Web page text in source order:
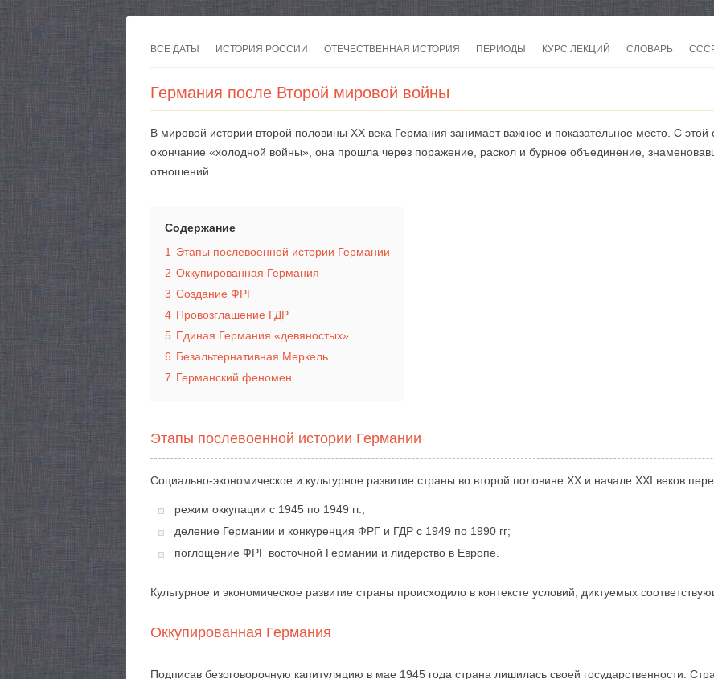
к
ВСЕ ДАТЫ ИСТОРИЯ РОССИИ ОТЕЧЕСТВЕННАЯ ИСТОРИЯ ПЕРИОДЫ КУРС ЛЕКЦИЙ СЛОВАРЬ
Германия после Второй мировой войны
В мировой истории второй половины XX века Германия занимает важное и показательное место. С этой
окончание «холодной войны», она прошла через поражение, раскол и бурное объединение,
отношений.
Содержание
1
Этапы послевоенной истории Германии
2 Оккупированная Германия
3 Создание ФРГ
4 Провозглашение ГДР
5 Единая Германия «девяностых»
6 Безальтернативная Меркель
7 Германский феномен
Этапы послевоенной истории Германии
Социально-экономическое и культурное развитие страны во второй половине XX и начале XXI веков
режим оккупации с 1945 по 1949 гг.;
деление Германии и конкуренция ФРГ и ГДР с 1949 по 1990 гг;
поглощение ФРГ восточной Германии и лидерство в Европе.
Культурное и экономическое развитие страны происходило в контексте условий, диктуемых
Оккупированная Германия
Подписав безоговорочную капитуляцию в мае 1945 года страна лишилась своей государственности.